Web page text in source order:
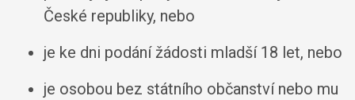
České republiky, nebo
je ke dni podání žádosti mladší 18 let, nebo
je osobou bez státního občanství nebo mu